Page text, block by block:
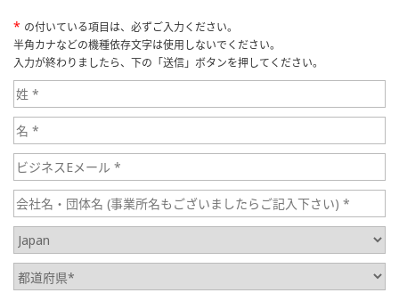
* の付いている項目は、必ずご入力ください。
半角カナなどの機種依存文字は使用しないでください。
入力が終わりましたら、下の「送信」ボタンを押してください。